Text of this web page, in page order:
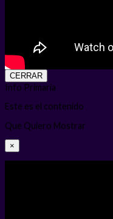
CERRAR
Info Primaria
Este es el contenido
Que Quiero Mostrar
×